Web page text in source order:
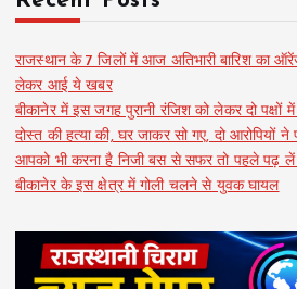
राजस्थान के 7 जिलों में आज अतिभारी बारिश का
लेकर आई ये खबर
बीकानेर में इस जगह पुरानी रंजिश को लेकर दो पक्षों में
दोस्त की हत्या की, घर जाकर सो गए, दो आरोपियों
आपको भी करना है निजी बस से सफर तो पहले पढ़
बीकानेर के इस क्षेत्र में गोली चलने से युवक घायल